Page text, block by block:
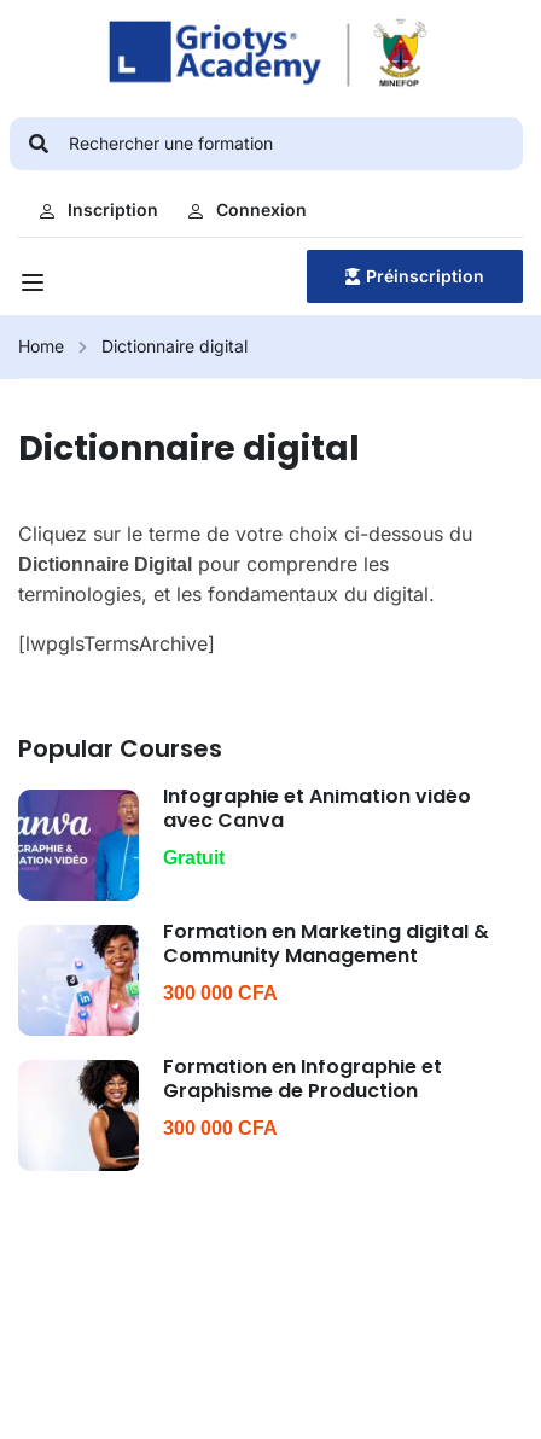
Inscription Connexion
Préinscription
Home Dictionnaire digital
Dictionnaire digital
Cliquez sur le terme de votre choix ci-dessous du
Dictionnaire Digital pour comprendre les
terminologies, et les fondamentaux du digital.
[lwpglsTermsArchive]
Popular Courses
Infographie et Animation vidéo
avec Canva
Gratuit
Formation en Marketing digital &
Community Management
300 000 CFA
Formation en Infographie et
Graphisme de Production
300 000 CFA